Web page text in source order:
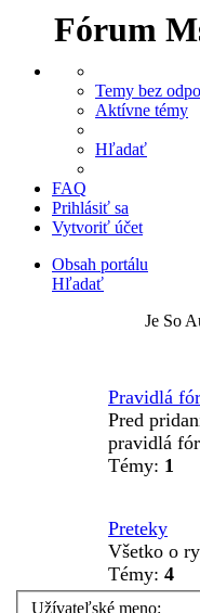
Fórum
Temy bez
Aktívne témy
Hľadať
FAQ
Prihlásiť sa
Vytvoriť účet
Obsah portálu
Hľadať
Je So
Pravidlá
Pred
pravidlá
Témy: 1
Preteky
Všetko o
Témy: 4
Užívateľské meno: